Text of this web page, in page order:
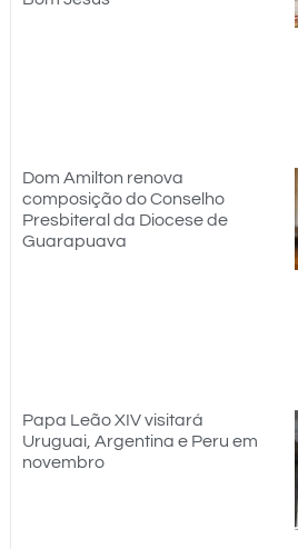
Dom Amilton renova
composição do Conselho
Presbiteral da Diocese de
Guarapuava
Papa Leão XIV visitará
Uruguai, Argentina e Peru em
novembro